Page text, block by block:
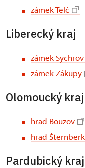
zámek Telč
Liberecký kraj
zámek Sychrov
zámek Zákupy
Olomoucký kraj
hrad Bouzov
hrad Šternberk
Pardubický kraj